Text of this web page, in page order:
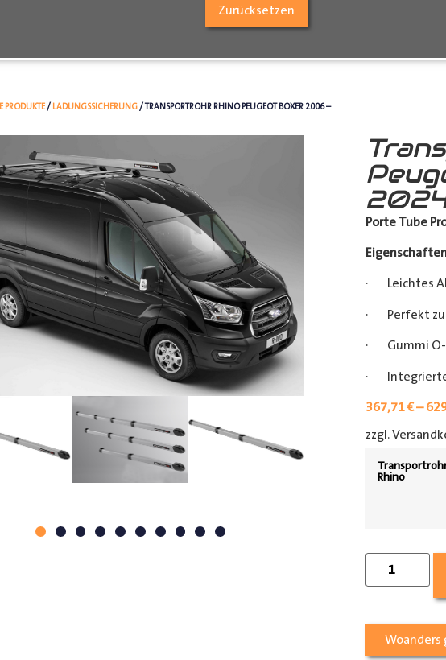
Zurücksetzen
PRODUKTE/ LADUNGSSICHERUNG/ TRANSPORTROHR RHINO PEUGEOT BOXER 2006 –
Porte Tube
· Leichtes
· Perfekt
· Gummi O-
·
367,71€–
zzgl.
Rhino
Woanders